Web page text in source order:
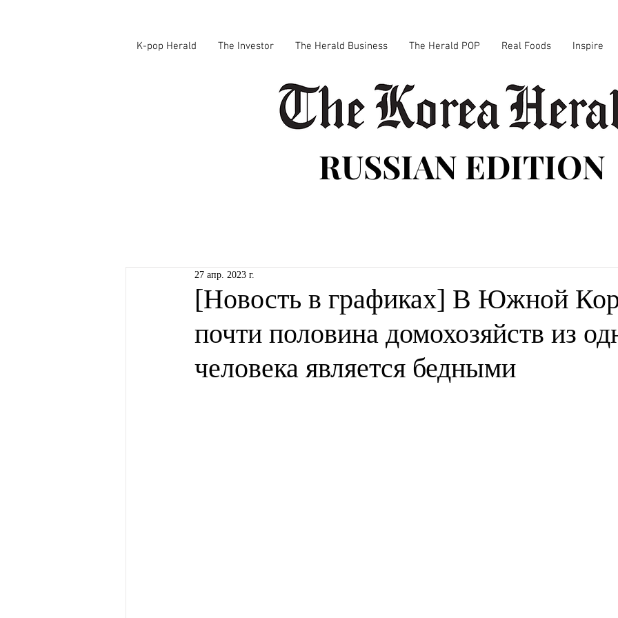
K-pop Herald The Investor The Herald Business The Herald POP Real Foods Inspire
RUSSIAN EDITION
[Новость в графиках] В Южной
почти половина домохозяйств из
человека является бедными
27 апр. 2023 г.